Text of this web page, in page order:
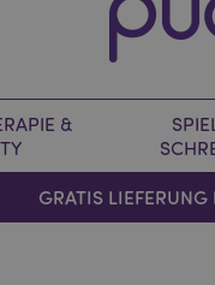
&
GRATIS